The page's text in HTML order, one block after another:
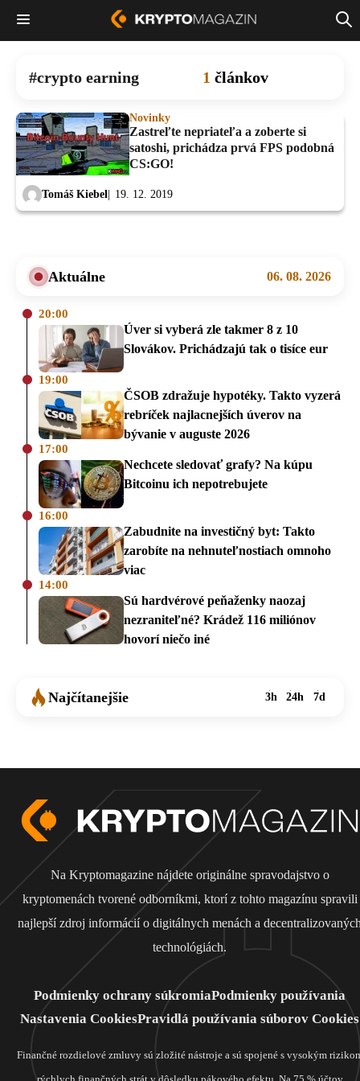
crypto earning 1 článkov
Novinky
Zastreľte nepriateľa a zoberte si
satoshi, prichádza prvá FPS podobná
CS:GO!
Tomáš Kiebel 19. 12. 2019
Aktuálne 06. 08. 2026
20:00
Úver si vyberá zle takmer 8 z 10
Slovákov. Prichádzajú tak o tisíce eur
19:00
ČSOB zdražuje hypotéky. Takto vyzerá
rebríček najlacnejších úverov na
bývanie v auguste 2026
17:00
Nechcete sledovať grafy? Na kúpu
Bitcoinu ich nepotrebujete
16:00
Zabudnite na investičný byt: Takto
zarobíte na nehnuteľnostiach omnoho
viac
14:00
Sú hardvérové peňaženky naozaj
nezraniteľné? Krádež 116 miliónov
hovorí niečo iné
Najčítanejšie 3h 24h 7d
Na Kryptomagazine nájdete originálne spravodajstvo o
kryptomenách tvorené odborníkmi, ktorí z tohto magazínu spravili
najlepší zdroj informácií o digitálnych menách a
technológiách.
Podmienky ochrany súkromiaPodmienky používania
Nastavenia CookiesPravidlá používania súborov Cookies
Finančné rozdielové zmluvy sú zložité nástroje a sú spojené s vysokým